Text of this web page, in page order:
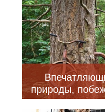
природы,
против